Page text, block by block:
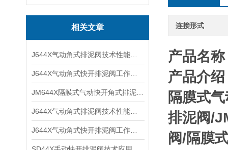
相关文章 连接形式
产品名
产品介
隔膜式
排泥阀/
阀/隔膜